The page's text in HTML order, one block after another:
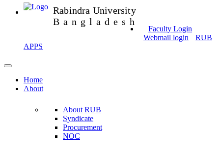
Rabindra University
Bangladesh
Faculty Login
Webmail login
RUB
APPS
Home
About
About RUB
Syndicate
Procurement
NOC